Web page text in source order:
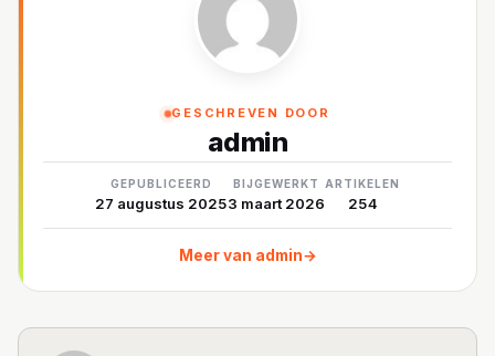
GESCHREVEN DOOR
admin
GEPUBLICEERD
27 augustus 2025
BIJGEWERKT
3 maart 2026
ARTIKELEN
254
Meer van admin→